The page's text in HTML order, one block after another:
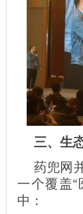
三、生
药兜网
一个覆盖
中：